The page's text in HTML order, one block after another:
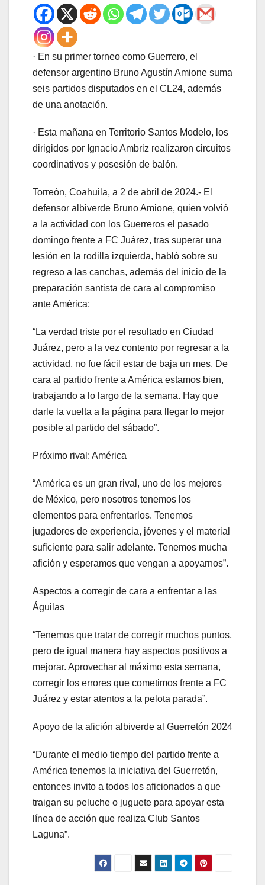
· En su primer torneo como Guerrero, el
defensor argentino Bruno Agustín Amione suma
seis partidos disputados en el CL24, además
de una anotación.
· Esta mañana en Territorio Santos Modelo, los
dirigidos por Ignacio Ambriz realizaron circuitos
coordinativos y posesión de balón.
Torreón, Coahuila, a 2 de abril de 2024.- El
defensor albiverde Bruno Amione, quien volvió
a la actividad con los Guerreros el pasado
domingo frente a FC Juárez, tras superar una
lesión en la rodilla izquierda, habló sobre su
regreso a las canchas, además del inicio de la
preparación santista de cara al compromiso
ante América:
“La verdad triste por el resultado en Ciudad
Juárez, pero a la vez contento por regresar a la
actividad, no fue fácil estar de baja un mes. De
cara al partido frente a América estamos bien,
trabajando a lo largo de la semana. Hay que
darle la vuelta a la página para llegar lo mejor
posible al partido del sábado”.
Próximo rival: América
“América es un gran rival, uno de los mejores
de México, pero nosotros tenemos los
elementos para enfrentarlos. Tenemos
jugadores de experiencia, jóvenes y el material
suficiente para salir adelante. Tenemos mucha
afición y esperamos que vengan a apoyarnos”.
Aspectos a corregir de cara a enfrentar a las
Águilas
“Tenemos que tratar de corregir muchos puntos,
pero de igual manera hay aspectos positivos a
mejorar. Aprovechar al máximo esta semana,
corregir los errores que cometimos frente a FC
Juárez y estar atentos a la pelota parada”.
Apoyo de la afición albiverde al Guerretón 2024
“Durante el medio tiempo del partido frente a
América tenemos la iniciativa del Guerretón,
entonces invito a todos los aficionados a que
traigan su peluche o juguete para apoyar esta
línea de acción que realiza Club Santos
Laguna”.